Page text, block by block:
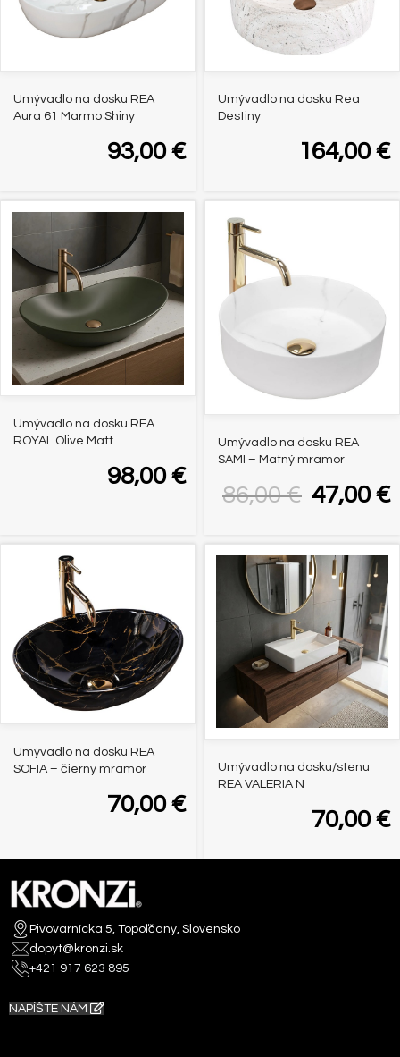
Umývadlo na dosku REA
Aura 61 Marmo Shiny
93,00€
Umývadlo na dosku Rea
Destiny
164,00€
Umývadlo na dosku REA
ROYAL Olive Matt
98,00€
Umývadlo na dosku REA
SAMI – Matný mramor
86,00€ 47,00€
Umývadlo na dosku REA
SOFIA – čierny mramor
70,00€
Umývadlo na dosku/stenu
REA VALERIA N
70,00€
Pivovarnícka 5, Topoľčany, Slovensko
dopyt@kronzi.sk
+421 917 623 895
NAPÍŠTE NÁM